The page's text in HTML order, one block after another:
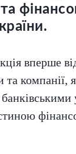
вперше
та компанії,